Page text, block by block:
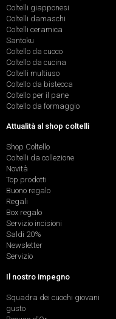
Coltelli giapponesi
Coltelli damaschi
Coltelli ceramica
Santoku
Coltello da cuoco
Coltello da cucina
Coltelli multiuso
Coltello da bistecca
Coltello per il pane
Coltello da formaggio
Attualità al shop coltelli
Shop Coltello
Coltelli da collezione
Novità
Top prodotti
Buono regalo
Regali
Box regalo
Servizio incisioni
Saldi 20%
Newsletter
Servizio
Il nostro impegno
Squadra dei cuochi giovani
gusto